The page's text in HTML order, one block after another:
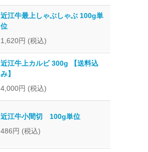
近江牛最上しゃぶしゃぶ 100g単
位
1,620円 (税込)
近江牛上カルビ 300g 【送料込
み】
4,000円 (税込)
近江牛小間切 100g単位
486円 (税込)